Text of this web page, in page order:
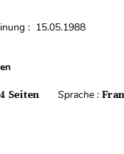
: 15.05.1988
Seiten Sprache :